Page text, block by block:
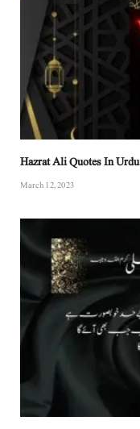
Hazrat Ali Quotes In Urdu
March 12, 2023